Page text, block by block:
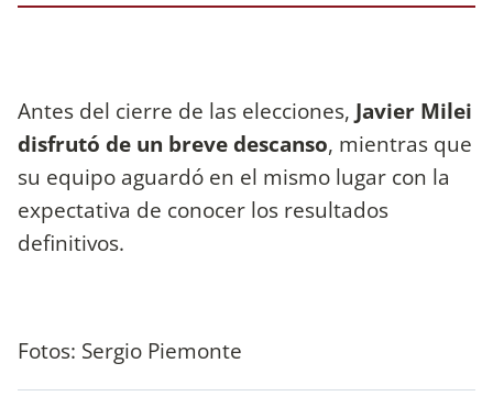
Antes del cierre de las elecciones, Javier Milei
disfrutó de un breve descanso, mientras que
su equipo aguardó en el mismo lugar con la
expectativa de conocer los resultados
definitivos.
Fotos: Sergio Piemonte